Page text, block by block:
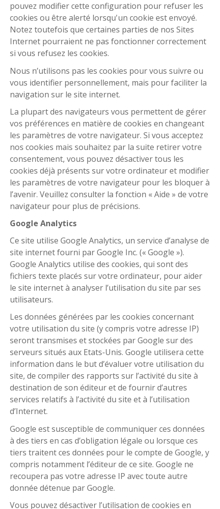
pouvez modifier cette configuration pour refuser les
cookies ou être alerté lorsqu'un cookie est envoyé.
Notez toutefois que certaines parties de nos Sites
Internet pourraient ne pas fonctionner correctement
si vous refusez les cookies.
Nous n’utilisons pas les cookies pour vous suivre ou
vous identifier personnellement, mais pour faciliter la
navigation sur le site internet.
La plupart des navigateurs vous permettent de gérer
vos préférences en matière de cookies en changeant
les paramètres de votre navigateur. Si vous acceptez
nos cookies mais souhaitez par la suite retirer votre
consentement, vous pouvez désactiver tous les
cookies déjà présents sur votre ordinateur et modifier
les paramètres de votre navigateur pour les bloquer à
l’avenir. Veuillez consulter la fonction « Aide » de votre
navigateur pour plus de précisions.
Google Analytics
Ce site utilise Google Analytics, un service d’analyse de
site internet fourni par Google Inc. (« Google »).
Google Analytics utilise des cookies, qui sont des
fichiers texte placés sur votre ordinateur, pour aider
le site internet à analyser l’utilisation du site par ses
utilisateurs.
Les données générées par les cookies concernant
votre utilisation du site (y compris votre adresse IP)
seront transmises et stockées par Google sur des
serveurs situés aux Etats-Unis. Google utilisera cette
information dans le but d’évaluer votre utilisation du
site, de compiler des rapports sur l’activité du site à
destination de son éditeur et de fournir d’autres
services relatifs à l’activité du site et à l’utilisation
d’Internet.
Google est susceptible de communiquer ces données
à des tiers en cas d’obligation légale ou lorsque ces
tiers traitent ces données pour le compte de Google, y
compris notamment l’éditeur de ce site. Google ne
recoupera pas votre adresse IP avec toute autre
donnée détenue par Google.
Vous pouvez désactiver l’utilisation de cookies en